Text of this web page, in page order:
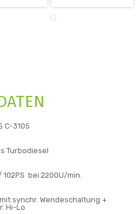
C-3105
Turbodiesel
102PS bei 2200U/min.
mit synchr. Wendeschaltung +
Hi-Lo